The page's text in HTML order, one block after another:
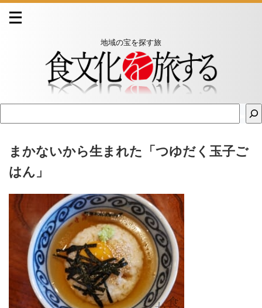
地域の宝を探す旅
まかないから生まれた「つゆだく玉子ご
はん」